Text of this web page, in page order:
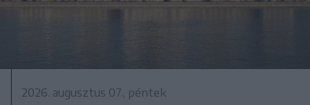
2026. augusztus 07., péntek